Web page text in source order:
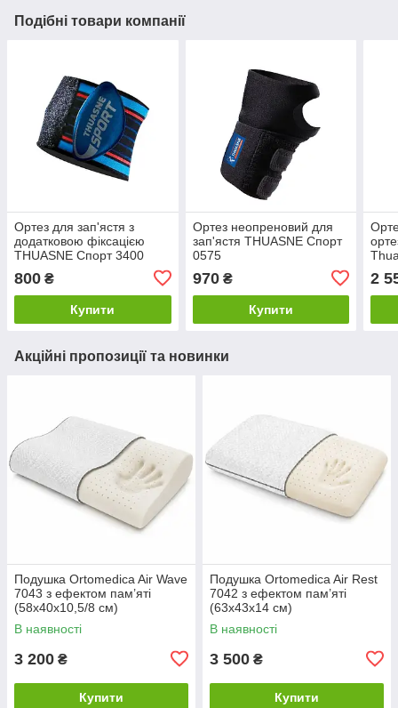
Подібні товари компанії
Ортез для зап'ястя з
додатковою фіксацією
THUASNE Спорт 3400
800 ₴
Купити
Ортез неопреновий для
зап'ястя THUASNE Спорт
0575
970₴
Купити
2
Акційні пропозиції та новинки
Подушка Ortomedica Air Wave
7043 з ефектом пам’яті
(58х40х10,5/8 см)
В наявності
3 200 ₴
Купити
Подушка Ortomedica Air Rest
7042 з ефектом пам’яті
(63х43х14 см)
В наявності
3 500 ₴
Купити